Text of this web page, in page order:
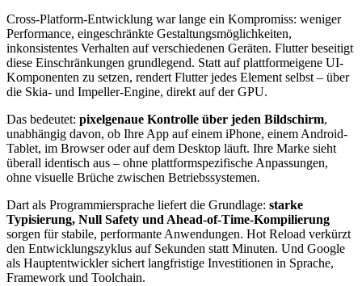
Cross-Platform-Entwicklung war lange ein Kompromiss: weniger
Performance, eingeschränkte Gestaltungsmöglichkeiten,
inkonsistentes Verhalten auf verschiedenen Geräten. Flutter beseitigt
diese Einschränkungen grundlegend. Statt auf plattformeigene UI-
Komponenten zu setzen, rendert Flutter jedes Element selbst – über
die Skia- und Impeller-Engine, direkt auf der GPU.
Das bedeutet: pixelgenaue Kontrolle über jeden Bildschirm,
unabhängig davon, ob Ihre App auf einem iPhone, einem Android-
Tablet, im Browser oder auf dem Desktop läuft. Ihre Marke sieht
überall identisch aus – ohne plattformspezifische Anpassungen,
ohne visuelle Brüche zwischen Betriebssystemen.
Dart als Programmiersprache liefert die Grundlage: starke
Typisierung, Null Safety und Ahead-of-Time-Kompilierung
sorgen für stabile, performante Anwendungen. Hot Reload verkürzt
den Entwicklungszyklus auf Sekunden statt Minuten. Und Google
als Hauptentwickler sichert langfristige Investitionen in Sprache,
Framework und Toolchain.